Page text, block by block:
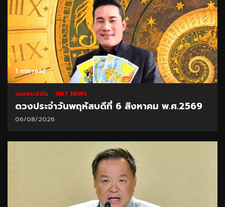
1 min read
ดวงประจำวัน HOT NEWS
ดวงประจำวันพฤหัสบดีที่ 6 สิงหาคม พ.ศ.2569
06/08/2026